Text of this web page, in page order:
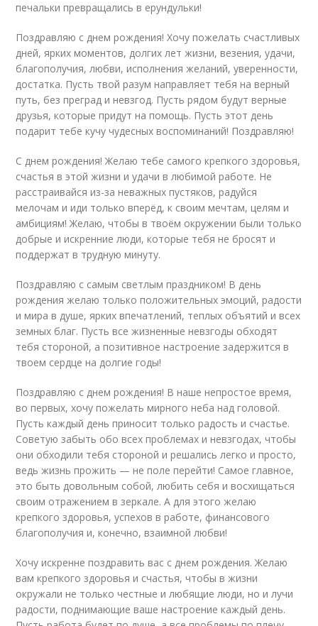
печальки превращались в ерундульки!
Поздравляю с днем рождения! Хочу пожелать счастливых
дней, ярких моментов, долгих лет жизни, везения, удачи,
благополучия, любви, исполнения желаний, уверенности,
достатка. Пусть твой разум направляет тебя на верный
путь, без преград и невзгод. Пусть рядом будут верные
друзья, которые придут на помощь. Пусть этот день
подарит тебе кучу чудесных воспоминаний! Поздравляю!
С днем рождения! Желаю тебе самого крепкого здоровья,
счастья в этой жизни и удачи в любимой работе. Не
расстраивайся из-за неважных пустяков, радуйся
мелочам и иди только вперёд, к своим мечтам, целям и
амбициям! Желаю, чтобы в твоём окружении были только
добрые и искренние люди, которые тебя не бросят и
поддержат в трудную минуту.
Поздравляю с самым светлым праздником! В день
рождения желаю только положительных эмоций, радости
и мира в душе, ярких впечатлений, теплых объятий и всех
земных благ. Пусть все жизненные невзгоды обходят
тебя стороной, а позитивное настроение задержится в
твоем сердце на долгие годы!
Поздравляю с днем рождения! В наше непростое время,
во первых, хочу пожелать мирного неба над головой.
Пусть каждый день приносит только радость и счастье.
Советую забыть обо всех проблемах и невзгодах, чтобы
они обходили тебя стороной и решались легко и просто,
ведь жизнь прожить — не поле перейти! Самое главное,
это быть довольным собой, любить себя и восхищаться
своим отражением в зеркале. А для этого желаю
крепкого здоровья, успехов в работе, финансового
благополучия и, конечно, взаимной любви!
Хочу искренне поздравить вас с днем рождения. Желаю
вам крепкого здоровья и счастья, чтобы в жизни
окружали не только честные и любящие люди, но и лучи
радости, поднимающие ваше настроение каждый день.